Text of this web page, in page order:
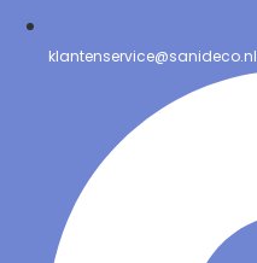
klantenservice@sanideco.nl